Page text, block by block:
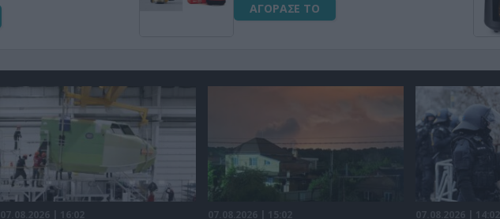
ΑΓΟΡΑΣΕ ΤΟ
07.08.2026 | 16:02 07.08.2026 | 15:02 07.08.2026 | 14:02